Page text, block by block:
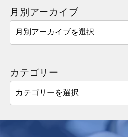
月別アーカイブ
カテゴリー